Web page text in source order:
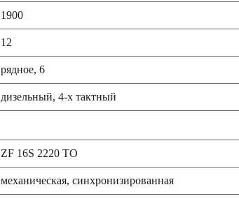
1900
12
рядное, 6
дизельный, 4-х тактный
ZF 16S 2220 TO
механическая, синхронизированная